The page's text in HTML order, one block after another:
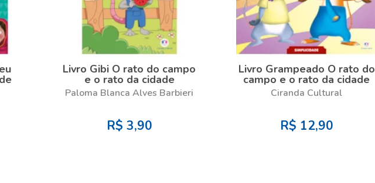
Livro Gibi O rato do campo
e o rato da cidade
Paloma Blanca Alves Barbieri
R$ 3,90
Livro Grampeado O rato do
campo e o rato da cidade
Ciranda Cultural
R$ 12,90